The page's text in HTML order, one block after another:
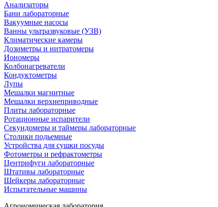
Анализаторы
Бани лабораторные
Вакуумные насосы
Ванны ультразвуковые (УЗВ)
Климатические камеры
Дозиметры и нитратомеры
Иономеры
Колбонагреватели
Кондуктометры
Лупы
Мешалки магнитные
Мешалки верхнеприводные
Плиты лабораторные
Ротационные испарители
Секундомеры и таймеры лабораторные
Столики подьемные
Устройства для сушки посуды
Фотометры и рефрактометры
Центрифуги лабораторные
Штативы лабораторные
Шейкеры лабораторные
Испытательные машины